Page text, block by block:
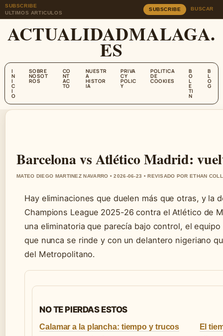
SUBSCRIBE
ULTIMOS ARTICULOS
SUBSCRIBE BUSCAR
ACTUALIDADMALAGA.
ES
I
N
I
C
I
O
SOBRE
NOSOT
ROS
CO
NT
AC
TO
NUESTR
A
HISTOR
IA
PRIVA
CY
POLIC
Y
POLITICA
DE
COOKIES
B
O
L
E
TI
N
B
L
O
G
Barcelona vs Atlético Madrid:
MATEO DIEGO MARTINEZ NAVARRO • 2026-06-23 • REVISADO POR ETHAN
Hay eliminaciones que duelen más que otras, y la
Champions League 2025-26 contra el Atlético de
una eliminatoria que parecía bajo control, el
que nunca se rinde y con un delantero nigeriano
del Metropolitano.
NO TE PIERDAS ESTOS
Calamar a la plancha: tiempo y trucos
El